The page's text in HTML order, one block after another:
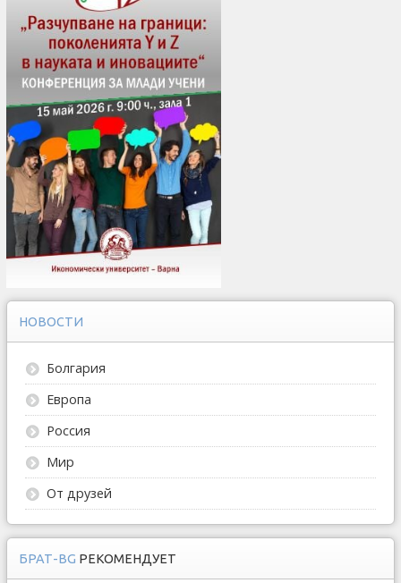
НОВОСТИ
Болгария
Европа
Россия
Мир
От друзей
БРАТ-BG РЕКОМЕНДУЕТ